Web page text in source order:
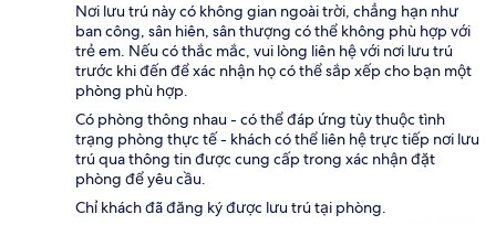
Nơi lưu trú này có không gian ngoài trời, chẳng hạn như
ban công, sân hiên, sân thượng có thể không phù hợp với
trẻ em. Nếu có thắc mắc, vui lòng liên hệ với nơi lưu trú
trước khi đến để xác nhận họ có thể sắp xếp cho bạn một
phòng phù hợp.
Có phòng thông nhau - có thể đáp ứng tùy thuộc tình
trạng phòng thực tế - khách có thể liên hệ trực tiếp nơi lưu
trú qua thông tin được cung cấp trong xác nhận đặt
phòng để yêu cầu.
Chỉ khách đã đăng ký được lưu trú tại phòng.